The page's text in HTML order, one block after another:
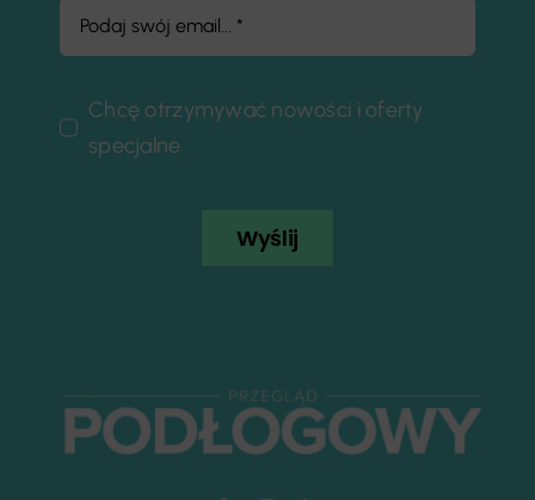
Chcę otrzymywać nowości i oferty
specjalne
Wyślij